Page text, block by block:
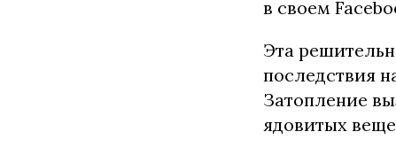
в своем
Эта
последствия
Затопление
ядовитых